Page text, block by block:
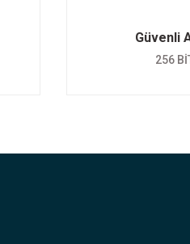
Güvenli
256